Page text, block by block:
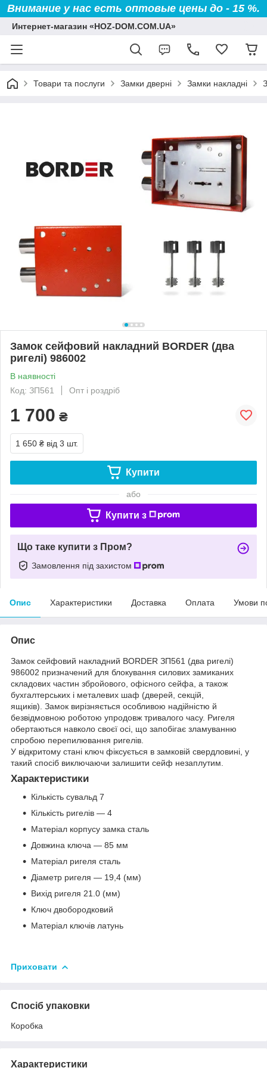
Внимание у нас есть оптовые цены до - 15 %.
Интернет-магазин «HOZ-DOM.COM.UA»
Товари та послуги Замки дверні Замки накладні
Замок сейфовий накладний BORDER (два
ригелі) 986002
В наявності
Код: ЗП561
Опт і роздріб
1 700 ₴
1 650 ₴ від 3 шт.
Купити
або
Купити з
Що таке купити з Пром?
Замовлення під захистом
Опис Характеристики Доставка Оплата Умови
Опис
Замок сейфовий накладний BORDER ЗП561 (два ригелі)
986002 призначений для блокування силових замиканих
складових частин збройового, офісного сейфа, а також
бухгалтерських і металевих шаф (дверей, секцій,
ящиків). Замок вирізняється особливою надійністю й
безвідмовною роботою упродовж тривалого часу. Ригеля
обертаються навколо своєї осі, що запобігає зламуванню
спробою перепилювання ригелів.
У відкритому стані ключ фіксується в замковій свердловині, у
такий спосіб виключаючи залишити сейф незаплутим.
Характеристики
Кількість сувальд 7
Кількість ригелів — 4
Матеріал корпусу замка сталь
Довжина ключа — 85 мм
Матеріал ригеля сталь
Діаметр ригеля — 19,4 (мм)
Вихід ригеля 21.0 (мм)
Ключ двобородковий
Матеріал ключів латунь
Приховати
Спосіб упаковки
Коробка
Характеристики